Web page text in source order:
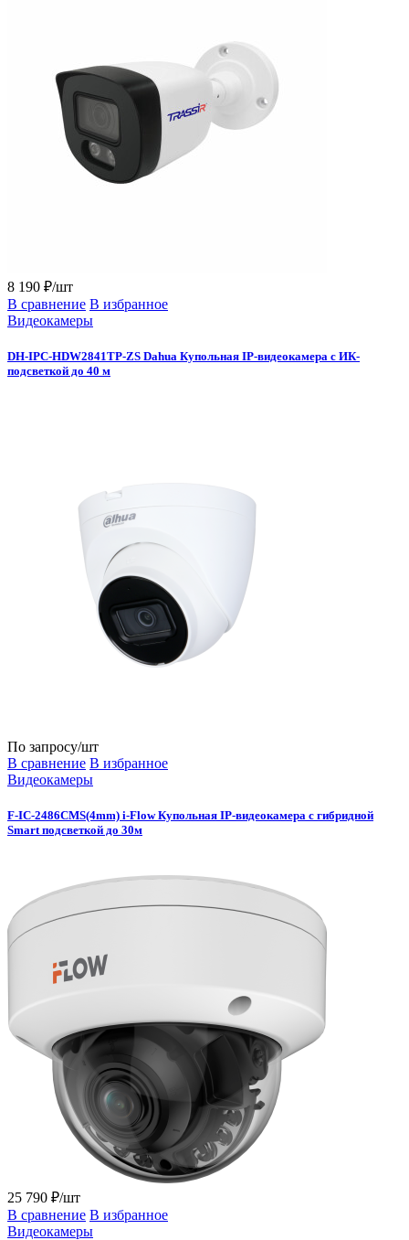
8 190 ₽/шт
В сравнение В избранное
Видеокамеры
DH-IPC-HDW2841TP-ZS Dahua Купольная IP-видеокамера с ИК-
подсветкой до 40 м
По запросу/шт
В сравнение В избранное
Видеокамеры
F-IC-2486CMS(4mm) i-Flow Купольная IP-видеокамера с гибридной
Smart подсветкой до 30м
25 790 ₽/шт
В сравнение В избранное
Видеокамеры